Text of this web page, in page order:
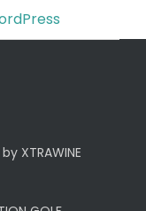
XTRAWINE